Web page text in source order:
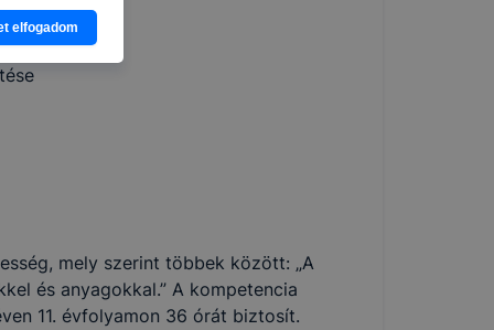
mely szerint többek között: „A
és anyagokkal.” A kompetencia
11. évfolyamon 36 órát biztosít.
hogyan
Önnek
A
által
elfogadom